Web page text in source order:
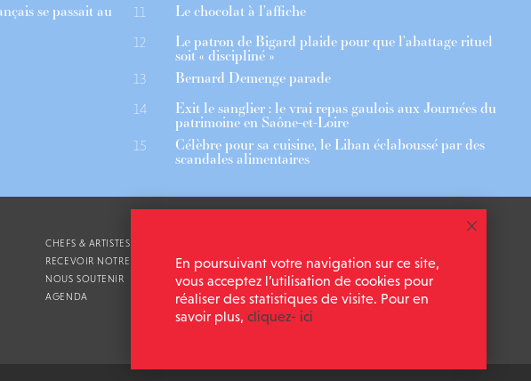
se passait au 11 Le chocolat à l’affiche
12 Le patron de Bigard plaide pour que l’abattage rituel
soit « discipliné »
13 Bernard Demenge parade
14 Exit le sanglier : le vrai repas gaulois aux Journées du
patrimoine en Saône-et-Loire
15 Célèbre pour sa cuisine, le Liban éclaboussé par des
scandales alimentaires
CHEFS & ARTISTES ASSOCIÉS
RECEVOIR NOTRE NEWSLETTER
NOUS SOUTENIR
AGENDA
MENTIONS LÉGALES
En poursuivant votre navigation sur ce site,
vous acceptez l’utilisation de cookies pour
réaliser des statistiques de visite. Pour en
savoir plus, cliquez- ici